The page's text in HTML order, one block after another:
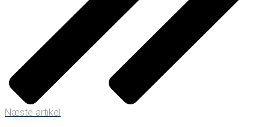
Næste artikel